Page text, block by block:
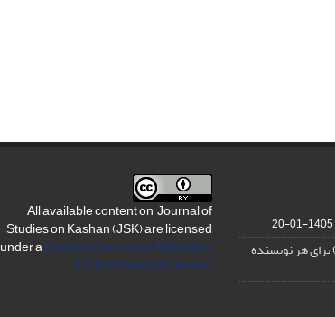
1405-01-20
All available content on Journal of
Studies on Kashan (JSK) are licensed
under aCreative Commons Attribution
4.0 International License